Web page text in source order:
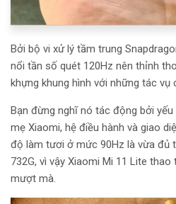
Bởi bộ vi xử lý tầm trung
nổi tần số quét 120Hz nên thỉnh
khựng khung hình với những tác
Bạn đừng nghĩ nó tác động bởi
mẹ Xiaomi, hệ điều hành và giao
độ làm tươi ở mức 90Hz là vừa đủ
732G, vì vậy Xiaomi Mi 11 Lite
mượt mà.